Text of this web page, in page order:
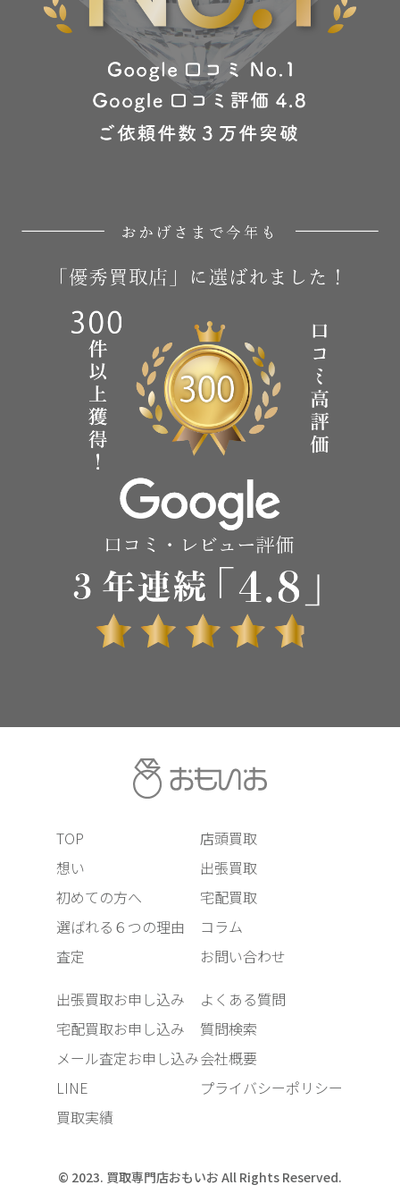
TOP
想い
初めての方へ
選ばれる６つの理由
査定
店頭買取
出張買取
宅配買取
コラム
お問い合わせ
出張買取お申し込み
宅配買取お申し込み
メール査定お申し込み
LINE
買取実績
よくある質問
質問検索
会社概要
プライバシーポリシー
© 2023. 買取専門店おもいお All Rights Reserved.